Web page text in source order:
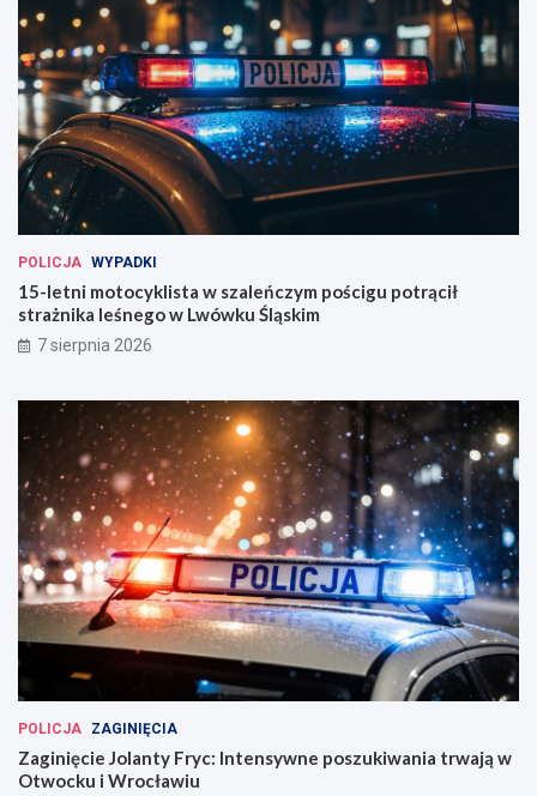
POLICJA WYPADKI
15-letni motocyklista w szaleńczym pościgu potrącił
strażnika leśnego w Lwówku Śląskim
7 sierpnia 2026
POLICJA ZAGINIĘCIA
Zaginięcie Jolanty Fryc: Intensywne poszukiwania trwają w
Otwocku i Wrocławiu